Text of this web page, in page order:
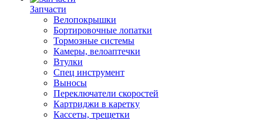
Запчасти
Велопокрышки
Бортировочные лопатки
Тормозные системы
Камеры, велоаптечки
Втулки
Спец инструмент
Выносы
Переключатели скоростей
Картриджи в каретку
Кассеты, трещетки